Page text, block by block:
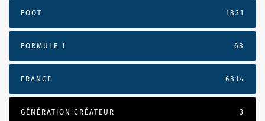
FOOT 1831
FORMULE 1 68
FRANCE 6814
GÉNÉRATION CRÉATEUR 3